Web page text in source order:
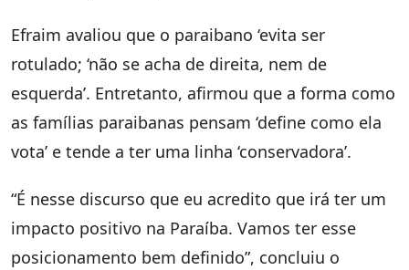
Efraim avaliou que o paraibano ‘evita ser
rotulado; ‘não se acha de direita, nem de
esquerda’. Entretanto, afirmou que a forma como
as famílias paraibanas pensam ‘define como ela
vota’ e tende a ter uma linha ‘conservadora’.
“É nesse discurso que eu acredito que irá ter um
impacto positivo na Paraíba. Vamos ter esse
posicionamento bem definido”, concluiu o